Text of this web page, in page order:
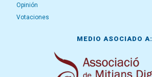
Opinión
Votaciones
MEDIO ASOCIADO A: